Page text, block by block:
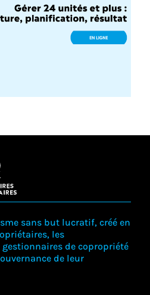
sans but lucratif, créé en
les
de copropriété
de leur